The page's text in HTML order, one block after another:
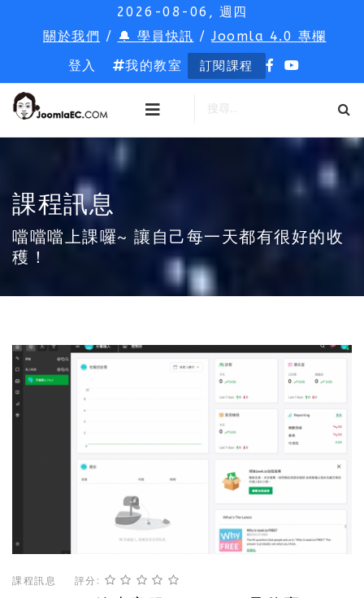
2026-08-06, 週四
關於我們 / 🔔 學員快訊 /Joomla 4.0 專欄
登入
我的教室 訂閱課程
課程訊息
噹噹噹上課囉~ 讓自己每一天都有很好的收
穫！
課程訊息 評分: